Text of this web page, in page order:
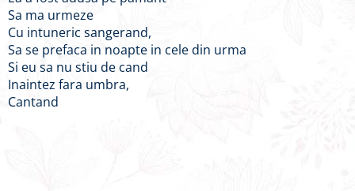
Sa ma urmeze
Cu intuneric sangerand,
Sa se prefaca in noapte in cele din urma
Si eu sa nu stiu de cand
Inaintez fara umbra,
Cantand